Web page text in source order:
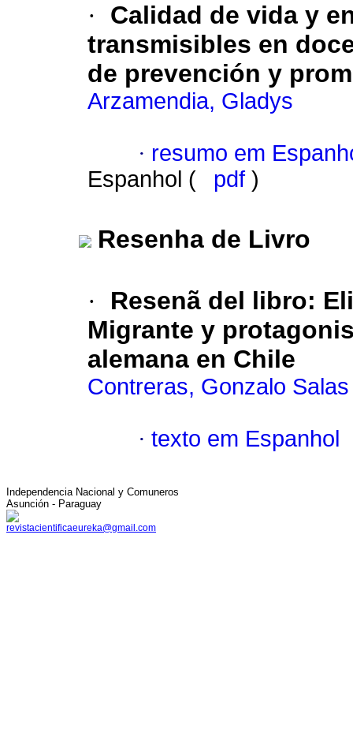
·
Calidad de vida y
transmisibles en
de prevención y
Arzamendia, Gladys
· resumo em
Espanhol (
pdf )
Resenha de Livro
· Resenã del libro:
Migrante y
alemana en Chile
Contreras, Gonzalo Salas
· texto em Espanhol
Independencia Nacional y Comuneros
Asunción - Paraguay
revistacientificaeureka@gmail.com